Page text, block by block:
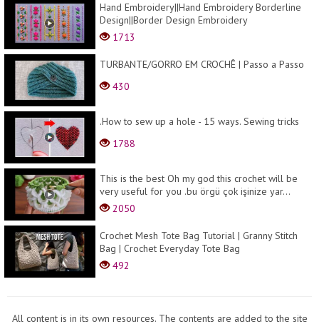
Hand Embroidery||Hand Embroidery Borderline
Design||Border Design Embroidery
1713
TURBANTE/GORRO EM CROCHÊ | Passo a Passo
430
.How to sew up a hole - 15 ways. Sewing tricks
1788
This is the best Oh my god this crochet will be
very useful for you .bu örgü çok işinize yar...
2050
Crochet Mesh Tote Bag Tutorial | Granny Stitch
Bag | Crochet Everyday Tote Bag
492
All content is in its own resources. The contents are added to the site